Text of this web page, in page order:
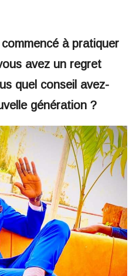
à pratiquer
avez un regret
quel conseil avez-
génération ?